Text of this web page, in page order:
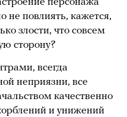
не повлиять, кажется,
злости, что совсем
сторону?
всегда
неприязни, все
качественно
и унижений